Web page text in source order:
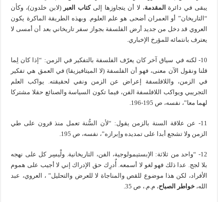
يبقى في دائرة المقدمة، لا أن يتجاوزها إلىكتاب العبر (لابن خلدون)، وكأن
“التاريخان” أو العمران أضحى هو علم العلوم. وبهذه الطريقة الماكرة يكون
العروي قد دخل من جديد أرض الفلسفة بجواز سفر تاريخاني بعد أن أمسى لا
يعترف بانتمائه للمؤرخ الإخباري.
10- لكنه في سياق آخر كان يعرّف الفلسفة بالتفكير في الزمن: “إذا كان لِما
قلنا ونقول الآن معنى، فهو أن الفلسفة (لا الميتافيزيقا) في العمق هي تفكير
في الزمن، واللافلسفة إعراض عن الزمن ونفي لحقيقته. يواكب العلم
التجريبي ويواكب اللافلسفة الفن، فيما تكون السياسة والصنائع حقلا مشتركا
لهما معا”، نفسه، ص 195-196.
11- عن علاقة السنة بالزمن يقول: “لأن السُّنة تعمل منذ قرون على طي
الزمن ولا تشجع أبدا على تمديده وإبرازه”، نفسه، ص 195.
12- “واحد من ثلاثة: الإبستيمولوجية، الفن، التاريخانية. ولْيسِر كل على نهجه
بلا لجج. عدا ذلك فهو لغو لا أسمعه. أٌدرِك حق الإدراك إني لا أجيب على هموم
الأفراد، لكن هذا موضوع للقص والمناجاة لا للعرض والتحليل” ، العروي، عبد
الله،خواطر الصباح، م.م.، ص 35.